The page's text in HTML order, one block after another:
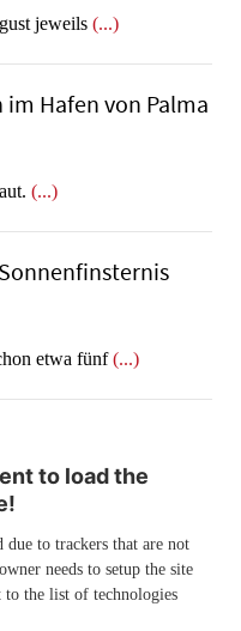
jeweils (...)
Hafen von Palma
(...)
etwa fünf(...)
to load the
to trackers that are not
needs to setup the site
the list of technologies